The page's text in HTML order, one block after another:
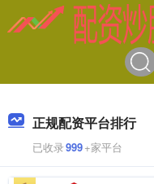
正规配资平台排行
已收录999+家平台